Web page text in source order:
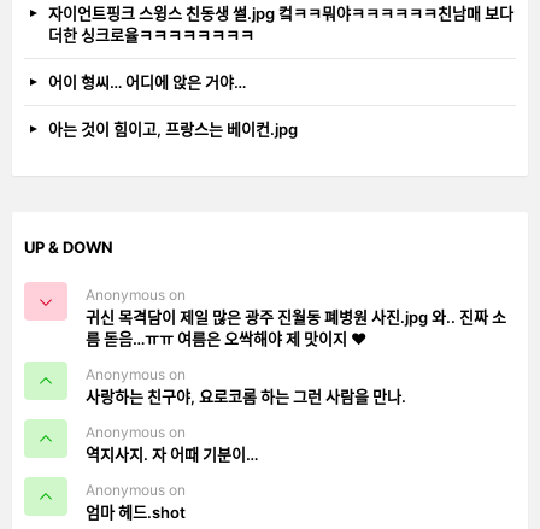
자이언트핑크 스윙스 친동생 썰.jpg 컼ㅋㅋ뭐야ㅋㅋㅋㅋㅋㅋ친남매 보다
더한 싱크로율ㅋㅋㅋㅋㅋㅋㅋㅋ
어이 형씨… 어디에 앉은 거야…
아는 것이 힘이고, 프랑스는 베이컨.jpg
UP & DOWN
Anonymous on
귀신 목격담이 제일 많은 광주 진월동 폐병원 사진.jpg 와.. 진짜 소
름 돋음…ㅠㅠ 여름은 오싹해야 제 맛이지 ❤️
Anonymous on
사랑하는 친구야, 요로코롬 하는 그런 사람을 만나.
Anonymous on
역지사지. 자 어때 기분이…
Anonymous on
엄마 헤드.shot